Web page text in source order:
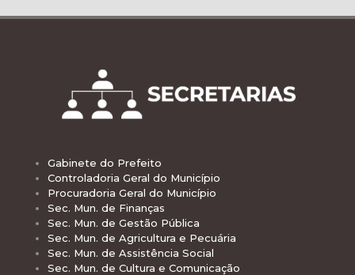
Gabinete do Prefeito
Controladoria Geral do Município
Procuradoria Geral do Município
Sec. Mun. de Finanças
Sec. Mun. de Gestão Pública
Sec. Mun. de Agricultura e Pecuária
Sec. Mun. de Assistência Social
Sec. Mun. de Cultura e Comunicação